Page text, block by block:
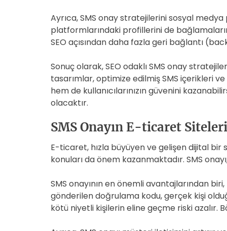
Ayrıca, SMS onay stratejilerini sosyal
platformlarındaki profillerini de
SEO açısından daha fazla geri bağlantı
Sonuç olarak, SEO odaklı SMS onay
tasarımlar, optimize edilmiş SMS içerikleri
hem de kullanıcılarınızın güvenini
olacaktır.
SMS Onayın E-ticaret
E-ticaret, hızla büyüyen ve gelişen dijital
konuları da önem kazanmaktadır. SMS
SMS onayının en önemli avantajlarından
gönderilen doğrulama kodu, gerçek kişi
kötü niyetli kişilerin eline geçme riski azalır.